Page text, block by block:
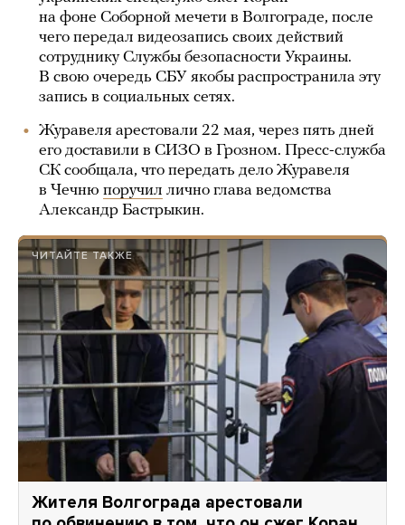
на фоне Соборной мечети в Волгограде, после
чего передал видеозапись своих действий
сотруднику Службы безопасности Украины.
В свою очередь СБУ якобы распространила эту
запись в социальных сетях.
Журавеля арестовали 22 мая, через пять дней
его доставили в СИЗО в Грозном. Пресс-служба
СК сообщала, что передать дело Журавеля
в Чечню поручил лично глава ведомства
Александр Бастрыкин.
ЧИТАЙТЕ ТАКЖЕ
Жителя Волгограда арестовали